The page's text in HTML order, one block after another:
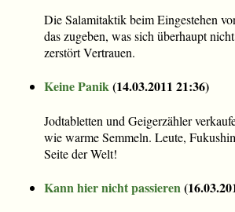
Die Salamitaktik beim Eingestehen
das zugeben, was sich überhaupt
zerstört Vertrauen.
Keine Panik(14.03.2011 21:36)
Jodtabletten und Geigerzähler
wie warme Semmeln. Leute,
Seite der Welt!
Kann hier nicht passieren(